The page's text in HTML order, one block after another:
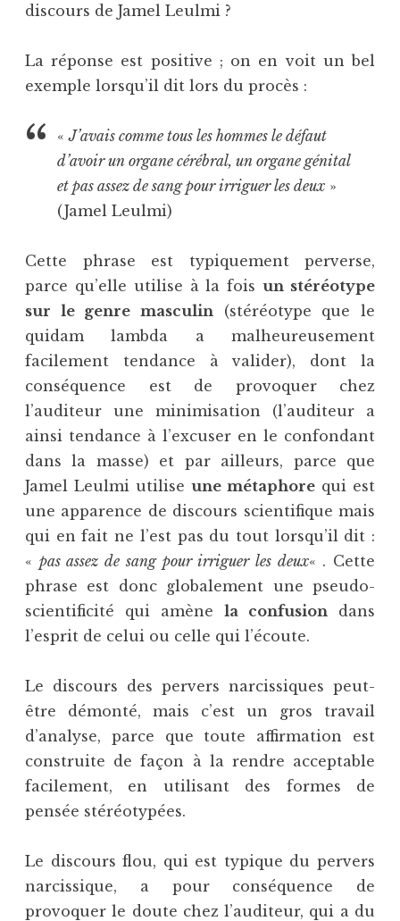
discours de Jamel Leulmi ?
La réponse est positive ; on en voit un bel
exemple lorsqu’il dit lors du procès :
«J’avais comme tous les hommes le défaut
d’avoir un organe cérébral, un organe génital
et pas assez de sang pour irriguer les deux »
(Jamel Leulmi)
Cette phrase est typiquement perverse,
parce qu’elle utilise à la foisun stéréotype
sur le genre masculin (stéréotype que le
quidam lambda a malheureusement
facilement tendance à valider), dont la
conséquence est de provoquer chez
l’auditeur une minimisation (l’auditeur a
ainsi tendance à l’excuser en le confondant
dans la masse) et par ailleurs, parce que
Jamel Leulmi utilise une métaphore qui est
une apparence de discours scientifique mais
qui en fait ne l’est pas du tout lorsqu’il dit :
« pas assez de sang pour irriguer les deux« . Cette
phrase est donc globalement une pseudo-
scientificité qui amène la confusion dans
l’esprit de celui ou celle qui l’écoute.
Le discours des pervers narcissiques peut-
être démonté, mais c’est un gros travail
d’analyse, parce que toute affirmation est
construite de façon à la rendre acceptable
facilement, en utilisant des formes de
pensée stéréotypées.
Le discours flou, qui est typique du pervers
narcissique, a pour conséquence de
provoquer le doute chez l’auditeur, qui a du